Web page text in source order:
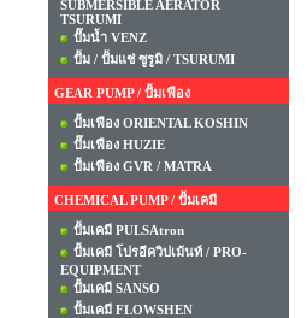
SUBMERSIBLE AERATOR
TSURUMI
ปั๊มน้ำ VENZ
ปั้ม / ปั้มแช่ ซูรูมิ / TSURUMI
GEAR PUMP / ปั้มเฟือง
ปั้มเฟือง ORIENTAL KOSHIN
ปั๊มเฟือง HUZIE
ปั้มเฟือง GVR / MATRA
CHEMICAL PUMP / ปั้มเคมี
ปั้มเคมี PULSAtron
ปั้มเคมี โปรอีควิปเม้นท์ / PRO-
EQUIPMENT
ปั้มเคมี SANSO
ปั้มเคมี FLOWSHEN